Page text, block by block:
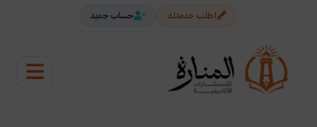
اطلب خدمتك حساب جديد